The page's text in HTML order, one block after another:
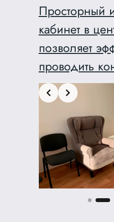
Просторный
кабинет в
позволяет
проводить
Slide 3 of 4